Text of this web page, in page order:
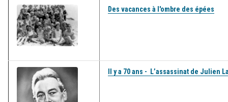
Des vacances à l'ombre des épées
Il y a 70 ans - L’assassinat de Julien